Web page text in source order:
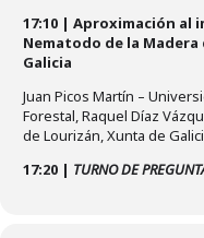
17:10 | Aproximación al
Nematodo de la
Galicia
Juan Picos Martín –
Forestal, Raquel Díaz
de Lourizán, Xunta de
17:20 | TURNO DE